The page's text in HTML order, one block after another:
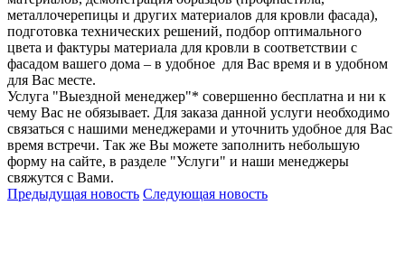
металлочерепицы и других материалов для кровли фасада),
подготовка технических решений, подбор оптимального
цвета и фактуры материала для кровли в соответствии с
фасадом вашего дома – в удобное для Вас время и в удобном
для Вас месте.
Услуга "Выездной менеджер"* совершенно бесплатна и ни к
чему Вас не обязывает. Для заказа данной услуги необходимо
связаться с нашими менеджерами и уточнить удобное для Вас
время встречи. Так же Вы можете заполнить небольшую
форму на сайте, в разделе "Услуги" и наши менеджеры
свяжутся с Вами.
Предыдущая новость Следующая новость